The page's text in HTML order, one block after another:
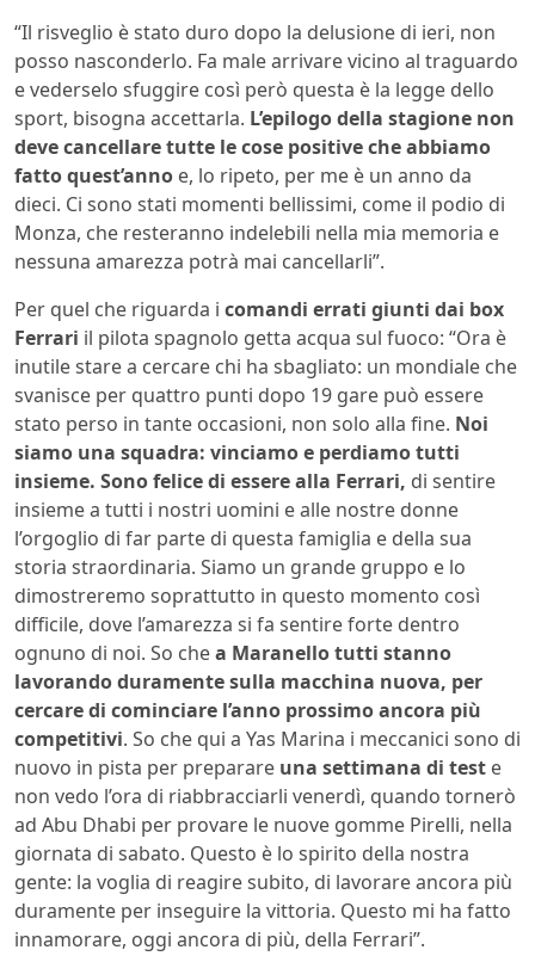
“Il risveglio è stato duro dopo la delusione di ieri, non
posso nasconderlo. Fa male arrivare vicino al traguardo
e vederselo sfuggire così però questa è la legge dello
sport, bisogna accettarla. L’epilogo della stagione non
deve cancellare tutte le cose positive che abbiamo
fatto quest’anno e, lo ripeto, per me è un anno da
dieci. Ci sono stati momenti bellissimi, come il podio di
Monza, che resteranno indelebili nella mia memoria e
nessuna amarezza potrà mai cancellarli”.
Per quel che riguarda i comandi errati giunti dai box
Ferrari il pilota spagnolo getta acqua sul fuoco: “Ora è
inutile stare a cercare chi ha sbagliato: un mondiale che
svanisce per quattro punti dopo 19 gare può essere
stato perso in tante occasioni, non solo alla fine. Noi
siamo una squadra: vinciamo e perdiamo tutti
insieme. Sono felice di essere alla Ferrari, di sentire
insieme a tutti i nostri uomini e alle nostre donne
l’orgoglio di far parte di questa famiglia e della sua
storia straordinaria. Siamo un grande gruppo e lo
dimostreremo soprattutto in questo momento così
difficile, dove l’amarezza si fa sentire forte dentro
ognuno di noi. So chea Maranello tutti stanno
lavorando duramente sulla macchina nuova, per
cercare di cominciare l’anno prossimo ancora più
competitivi. So che qui a Yas Marina i meccanici sono di
nuovo in pista per preparare una settimana di test e
non vedo l’ora di riabbracciarli venerdì, quando tornerò
ad Abu Dhabi per provare le nuove gomme Pirelli, nella
giornata di sabato. Questo è lo spirito della nostra
gente: la voglia di reagire subito, di lavorare ancora più
duramente per inseguire la vittoria. Questo mi ha fatto
innamorare, oggi ancora di più, della Ferrari”.